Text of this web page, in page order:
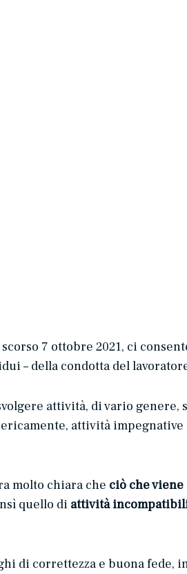
7 ottobre 2021, ci
– della condotta del
attività, di vario genere,
attività impegnative
molto chiara che ciò che
quello di attività
di correttezza e buona fede,